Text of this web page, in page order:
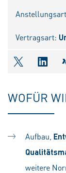
Vertragsart:
WOFÜR
Aufbau,
weitere